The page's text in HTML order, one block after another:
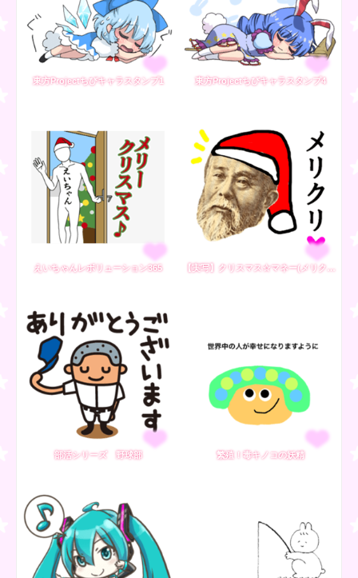
東方Projectちびキャラスタンプ1 東方Projectちびキャラスタンプ4
えいちゃんレボリューション365 【実写】クリスマス☆マネー(メリクリ無双)
部活シリーズ 野球部 繁殖！毒キノコの妖精